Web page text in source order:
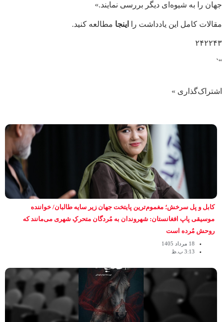
جهان را به شیوه‌ای دیگر بررسی نمایند.»
مقالات کامل این یادداشت را اینجا مطالعه کنید.
۲۴۲۲۴۳
“`
اشتراک‌گذاری »
کابل و پل سرخش؛ مغموم‌ترین پایتخت جهان زیر سایه طالبان/ خواننده
موسیقی پاپ افغانستان: شهروندان به مُردگان متحرکِ شهری می‌مانند که
روحش مُرده است
18 مرداد 1405
3:13 ب.ظ